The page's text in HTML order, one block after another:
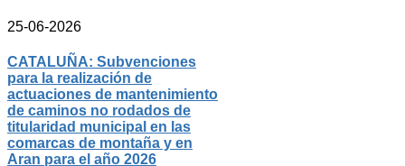
25-06-2026
CATALUÑA: Subvenciones
para la realización de
actuaciones de mantenimiento
de caminos no rodados de
titularidad municipal en las
comarcas de montaña y en
Aran para el año 2026